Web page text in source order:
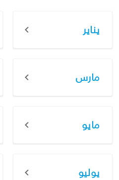
يناير
مارس
مايو
يوليو